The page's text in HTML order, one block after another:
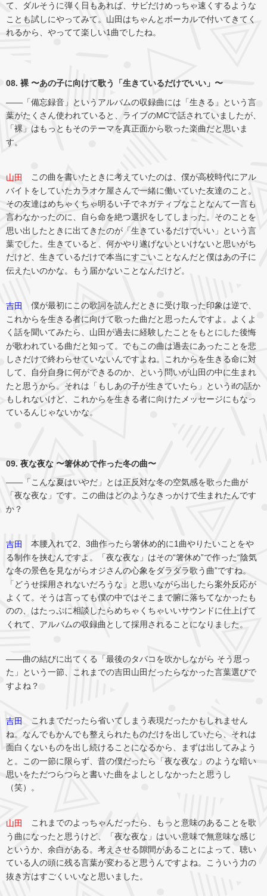
て、ダルそうに弾く日もあれば、サビだけめっちゃ速くするような
ことも試しにやってみて。山田はちゃんとボーカルで付いてきてく
れるから、やってて楽しい1曲でしたね。
08. 裸 〜あの子に向けて歌う「生きているだけでいい」〜
――「備忘録音」というアルバムの収録曲には「生きる」という言
葉がたくさん使われていると、ライブのMCで話されていましたが、
「裸」はもっともそのテーマを真正面から歌った楽曲だと思いま
す。
山田
この曲を書いたときに考えていたのは、僕が高校時代にアル
バイトをしていたカラオケ屋さんで一緒に働いていた友達のこと。
その友達はめちゃくちゃ明るい子でネガティブなことなんて一言も
言わなかったのに、自ら命を絶つ選択をしてしまった。そのことを
思い出したときに出てきたのが「生きているだけでいい」という言
葉でした。生きていると、何かやり遂げないといけないと思いがち
だけど、生きているだけで本当にすごいことなんだと僕はあの子に
伝えたいのかな。もう届かないことなんだけど。
吉田
僕が最初にこの歌詞を読んだときに受け取った印象は逆で、
これからを生きる者に向けて歌った曲だと思ったんですよ。よくよ
く話を聞いてみたら、山田が過去に経験したことをもとにした後悔
が歌われている曲だと知って。でもこの曲は過去にあったことを悲
しさだけで終わらせていないんですよね。これからを生きる命に対
して、自分自身に何ができるのか、という問いが山田の中に生まれ
たと思うから。それは「もしあの子が生きていたら」というifの話か
もしれないけど、これからを生きる者に向けたメッセージにもなっ
ているんじゃないかな。
09. 夜な夜な 〜箸休めで作った冬の曲〜
――「こんな夏はいやだ」とは正反対な冬の空気感を歌った曲が
「夜な夜な」です。この曲はどのようなきっかけで生まれたんです
か？
吉田
本腰入れて2、3曲作ったら箸休め的に1曲やりたいことをや
る制作を挟むんですよ。「夜な夜な」はその“箸休め”で作った“陰気
な冬の景色を見ながらオジさんの心象をダラダラ歌う曲”ですね。
「どうせ採用されないだろうな」と思いながら出したら案外反応が
よくて。そうは言っても僕の中ではそこまで腑に落ちてなかったも
のの、はたっぷに相談したらめちゃくちゃいいサウンドに仕上げて
くれて、アルバムの収録曲として採用されることになりました。
――曲の結びに出てくる「最後のタバコを吹かしながら そう思っ
た」という一節、これまでの吉田山田だったらなかった言葉選びで
すよね？
吉田
これまでだったら省いてしまう表現だったかもしれません
ね。なんでもかんでも整えられたものだけを出していたら、それは
面白くないものを出し続けることになるから、まずは出してみよう
と。この一節に限らず、昔の僕だったら「夜な夜な」のような暗い
思いをただつらつらと書いた曲をよしとしなかったと思うし
（笑）。
山田
これまでのよっちゃんだったら、もっと意味のあることを歌
う曲になったと思うけど、「夜な夜な」はいい意味で無意味な感じ
というか、余白がある。考えさせる隙間があることによって、聴い
ている人の頭に残る言葉が変わると思うんですよね。こういう力の
抜き方はすごくいいなと思いました。